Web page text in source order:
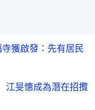
獲啟發：先有居民
旻憓成為潛在招攬